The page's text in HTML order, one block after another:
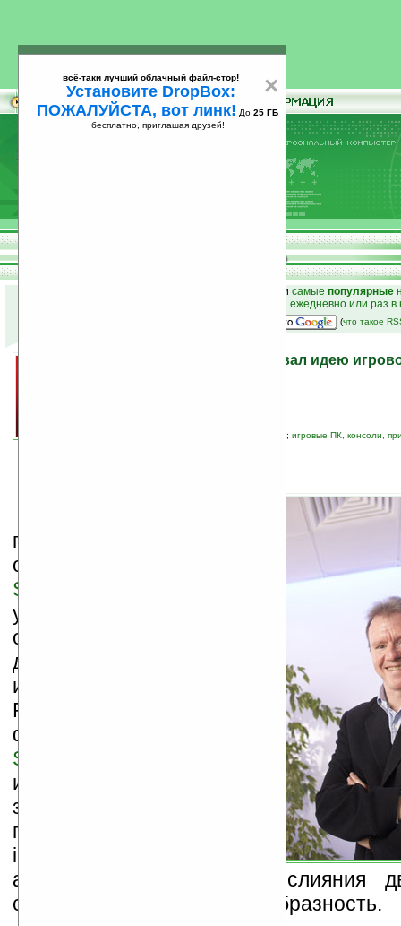
25
и самые популярные
на email ежедневно или раз
(что такое
Представитель Sony назвал идею
; игровые ПК, консоли,
прекращаются разговоры
о создании компанией
Sony
устройства,
объединяющего в себе
достоинства успешной
игровой консоли
PlayStation Portable с
функциями телефонных
Sony Ericsson
интенсивностью
заговорили об этом после
появления телефона
iPhone. Главным
аргументом сторонников слияния
служит кажущаяся целесообразность.
×
всё-таки лучший облачный файл-стор!
Установите DropBox:
ПОЖАЛУЙСТА, вот линк! До 25 ГБ
бесплатно, приглашая друзей!